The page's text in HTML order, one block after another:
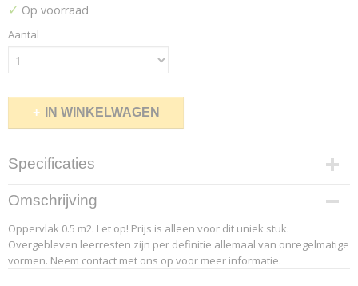
✓ Op voorraad
Aantal
IN WINKELWAGEN
Specificaties
Productcode leverancier
20-3
Omschrijving
Oppervlak 0.5 m2. Let op! Prijs is alleen voor dit uniek stuk.
Overgebleven leerresten zijn per definitie allemaal van onregelmatige
vormen. Neem contact met ons op voor meer informatie.